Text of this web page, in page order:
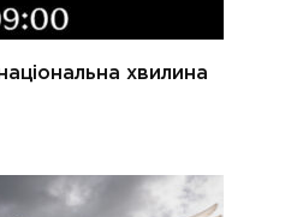
хвилина